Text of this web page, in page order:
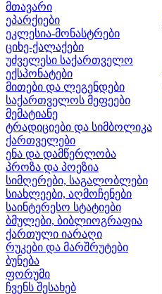
მთავარი
ეპარქიები
ეკლესია-მონასტრები
ციხე-ქალაქები
უძველესი საქართველო
ექსპონატები
მითები და ლეგენდები
საქართველოს მეფეები
მემატიანე
ტრადიციები და სიმბოლიკა
ქართველები
ენა და დამწერლობა
პროზა და პოეზია
სიმღერები, საგალობლები
სიახლეები, აღმოჩენები
საინტერესო სტატიები
ბმულები, ბიბლიოგრაფია
ქართული იარაღი
რუკები და მარშრუტები
ბუნება
ფორუმი
ჩვენს შესახებ